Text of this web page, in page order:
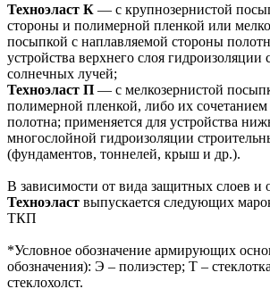
Техноэласт К — с крупнозернистой
стороны и полимерной пленкой или
посыпкой с наплавляемой стороны
устройства верхнего слоя гидроизоляции
солнечных лучей;
Техноэласт П — с мелкозернистой
полимерной пленкой, либо их сочетанием
полотна; применяется для устройства
многослойной гидроизоляции
(фундаментов, тоннелей, крыш и др.).
В зависимости от вида защитных слоев и
Техноэласт выпускается следующих
ТКП
*Условное обозначение армирующих
обозначения): Э – полиэстер; Т –
стеклохолст.